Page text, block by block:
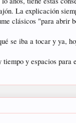
La explicación
clásicos "para
se iba a tocar y ya,
y espacios